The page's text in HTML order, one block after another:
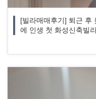
[빌라매매후기] 퇴근 후
에 인생 첫 화성신축빌